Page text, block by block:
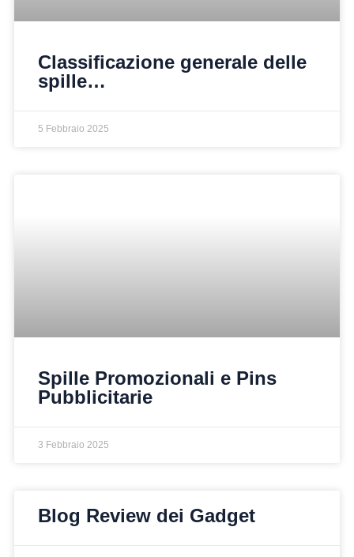
Classificazione generale delle
spille…
5 Febbraio 2025
Spille Promozionali e Pins
Pubblicitarie
3 Febbraio 2025
Blog Review dei Gadget